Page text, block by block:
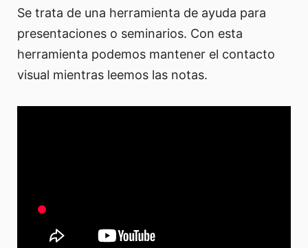
Se trata de una herramienta de ayuda para
presentaciones o seminarios. Con esta
herramienta podemos mantener el contacto
visual mientras leemos las notas.